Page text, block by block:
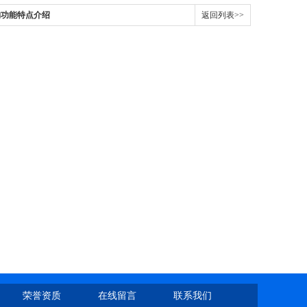
能特点介绍 返回列表>>
荣誉资质 在线留言 联系我们